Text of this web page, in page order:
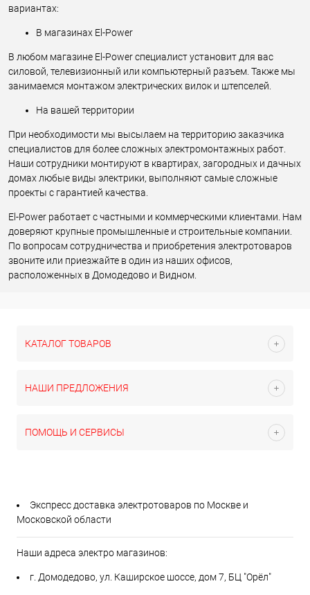
вариантах:
В магазинах El-Power
В любом магазине El-Power специалист установит для вас
силовой, телевизионный или компьютерный разъем. Также мы
занимаемся монтажом электрических вилок и штепселей.
На вашей территории
При необходимости мы высылаем на территорию заказчика
специалистов для более сложных электромонтажных работ.
Наши сотрудники монтируют в квартирах, загородных и дачных
домах любые виды электрики, выполняют самые сложные
проекты с гарантией качества.
El-Power работает с частными и коммерческими клиентами. Нам
доверяют крупные промышленные и строительные компании.
По вопросам сотрудничества и приобретения электротоваров
звоните или приезжайте в один из наших офисов,
расположенных в Домодедово и Видном.
КАТАЛОГ ТОВАРОВ
НАШИ ПРЕДЛОЖЕНИЯ
ПОМОЩЬ И СЕРВИСЫ
Экспресс доставка электротоваров по Москве и
Московской области
Наши адреса электро магазинов:
г. Домодедово, ул. Каширское шоссе, дом 7, БЦ "Орёл"